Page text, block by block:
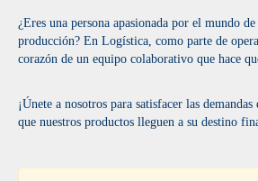
¿Eres una persona apasionada por el mundo
producción? En Logística, como parte de
corazón de un equipo colaborativo que hace
¡Únete a nosotros para satisfacer las
que nuestros productos lleguen a su destino